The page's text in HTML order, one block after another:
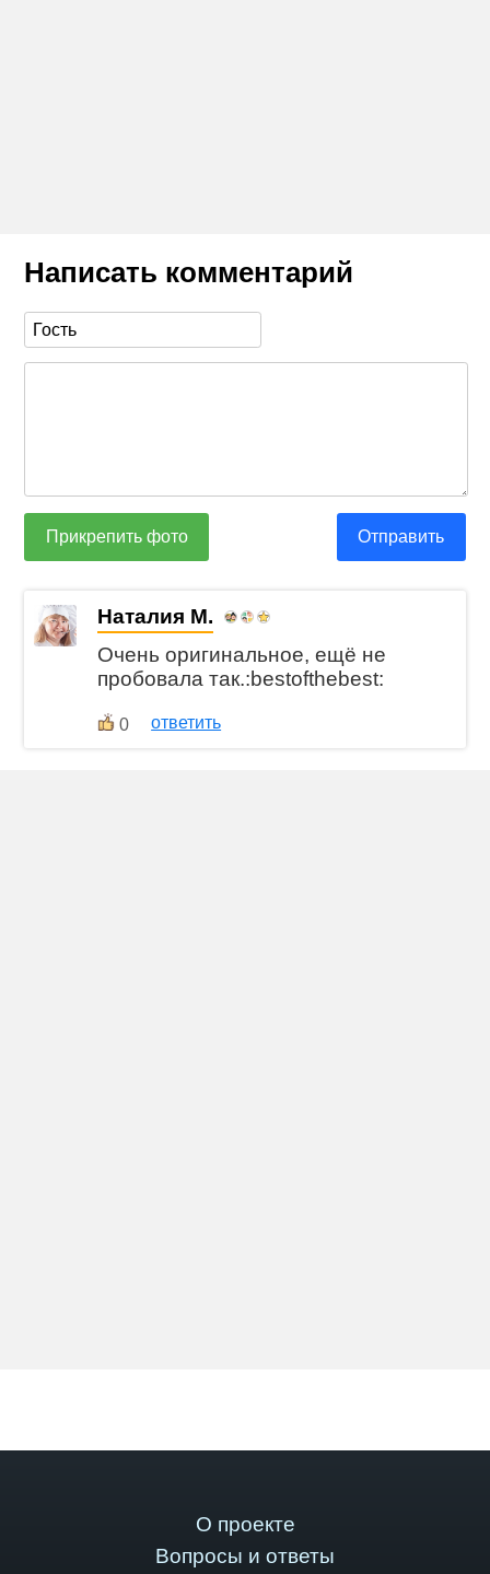
Написать комментарий
Прикрепить фото Отправить
Наталия М.
Очень оригинальное, ещё не
пробовала так.:bestofthebest:
0 ответить
О проекте
Вопросы и ответы